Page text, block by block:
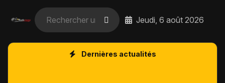
Jeudi, 6 août 2026
Dernières actualités